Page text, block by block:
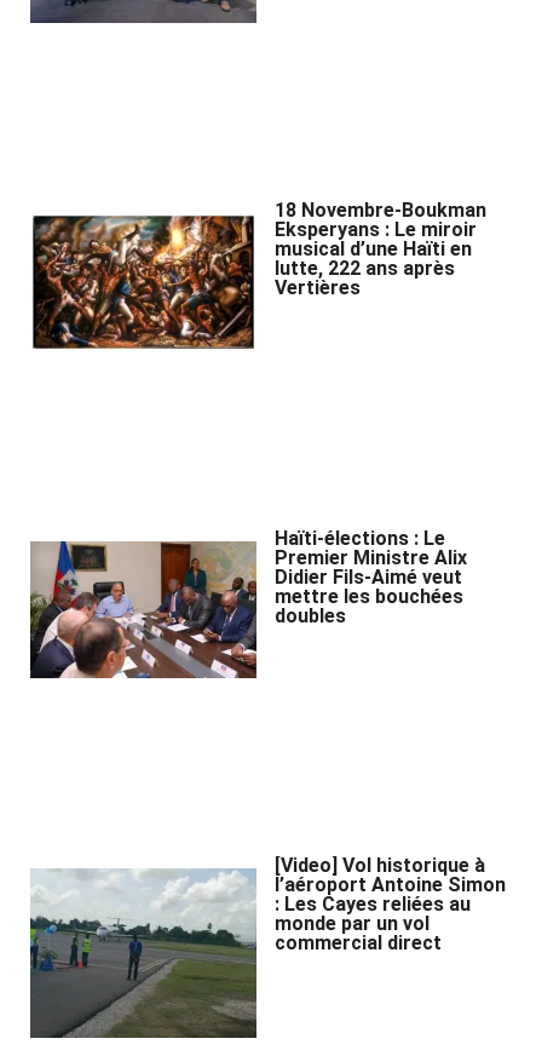
18 Novembre-Boukman
Eksperyans : Le miroir
musical d’une Haïti en
lutte, 222 ans après
Vertières
Haïti-élections : Le
Premier Ministre Alix
Didier Fils-Aimé veut
mettre les bouchées
doubles
[Video] Vol historique à
l’aéroport Antoine Simon
: Les Cayes reliées au
monde par un vol
commercial direct